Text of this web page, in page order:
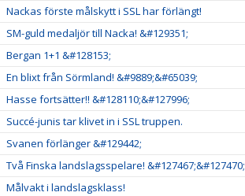
Nackas förste målskytt i SSL har förlängt!
SM-guld medaljör till Nacka! &#129351;
Bergan 1+1 &#128153;
En blixt från Sörmland! &#9889;&#65039;
Hasse fortsätter!! &#128110;&#127996;
Succé-junis tar klivet in i SSL truppen.
Svanen förlänger &#129442;
Två Finska landslagsspelare! &#127467;&#127470;
Målvakt i landslagsklass!